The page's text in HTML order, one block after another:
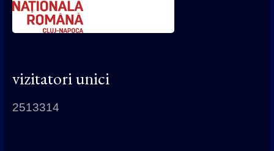
vizitatori unici
2513314